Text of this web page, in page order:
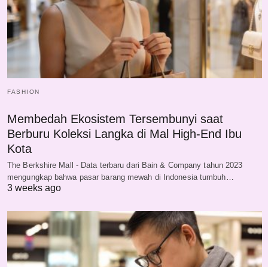
FASHION
Membedah Ekosistem Tersembunyi saat
Berburu Koleksi Langka di Mal High-End Ibu
Kota
The Berkshire Mall - Data terbaru dari Bain & Company tahun 2023
mengungkap bahwa pasar barang mewah di Indonesia tumbuh…
3 weeks ago